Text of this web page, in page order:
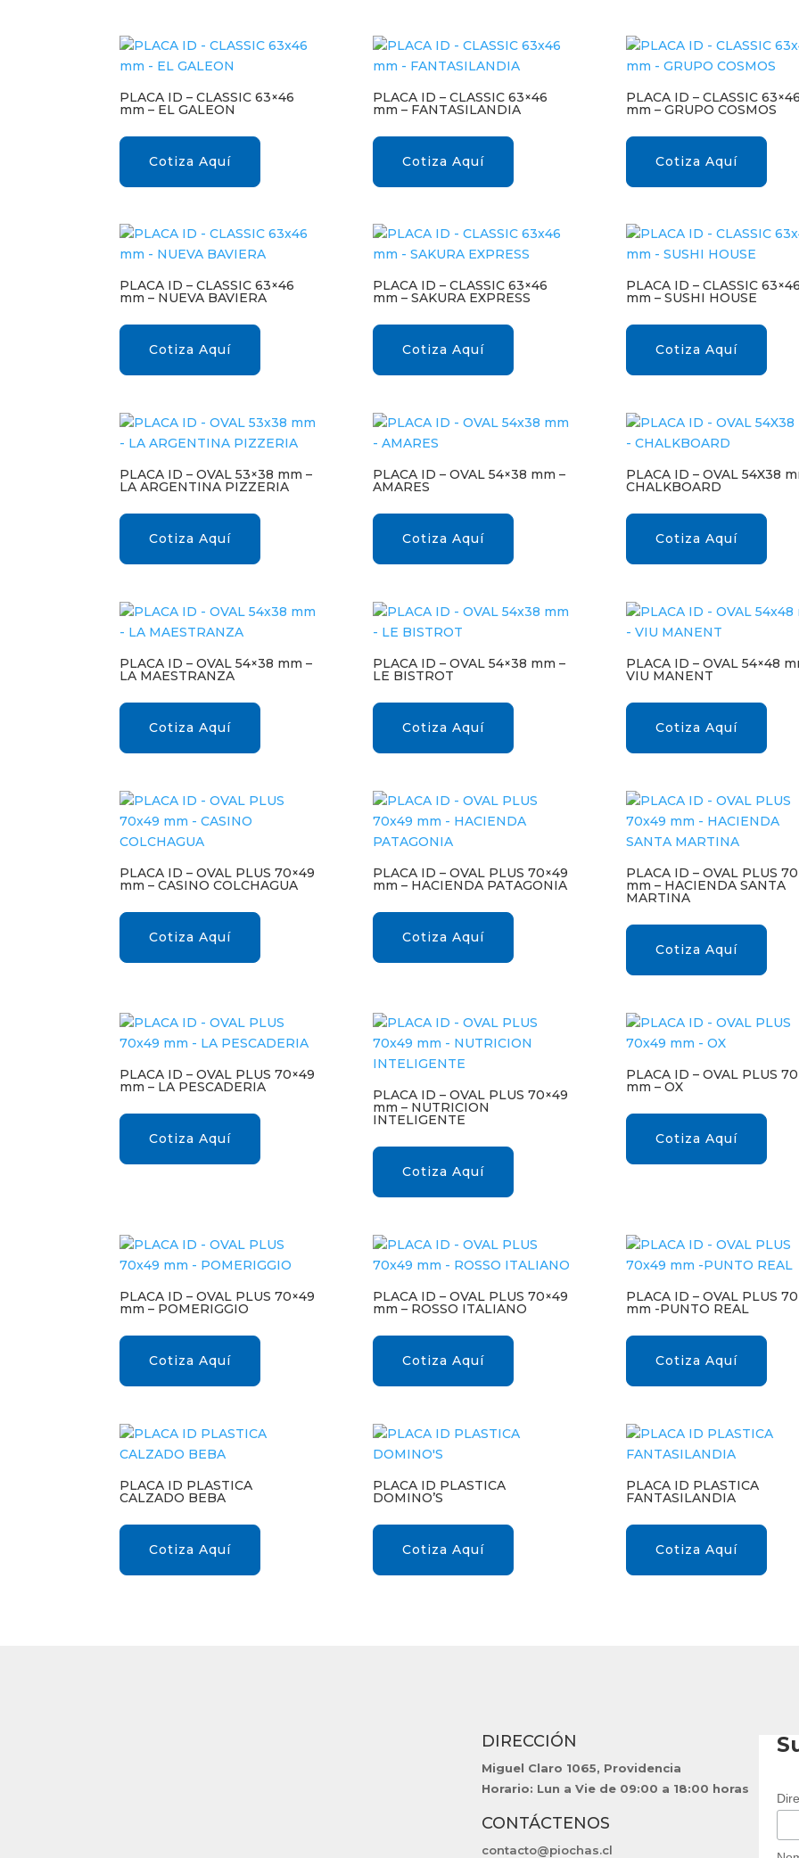
PLACA ID – CLASSIC 63×46
mm – EL GALEON
Cotiza Aquí
PLACA ID – CLASSIC 63×46
mm – FANTASILANDIA
Cotiza Aquí
PLACA ID – CLASSIC
mm – GRUPO COSMOS
Cotiza Aquí
PLACA ID – CLASSIC 63×46
mm – NUEVA BAVIERA
Cotiza Aquí
PLACA ID – CLASSIC 63×46
mm – SAKURA EXPRESS
Cotiza Aquí
PLACA ID – CLASSIC
mm – SUSHI HOUSE
Cotiza Aquí
PLACA ID – OVAL 53×38 mm –
LA ARGENTINA PIZZERIA
Cotiza Aquí
PLACA ID – OVAL 54×38 mm –
AMARES
Cotiza Aquí
PLACA ID – OVAL 54X38
CHALKBOARD
Cotiza Aquí
PLACA ID – OVAL 54×38 mm –
LA MAESTRANZA
Cotiza Aquí
PLACA ID – OVAL 54×38 mm –
LE BISTROT
Cotiza Aquí
PLACA ID – OVAL 54×48
VIU MANENT
Cotiza Aquí
PLACA ID – OVAL PLUS 70×49
mm – CASINO COLCHAGUA
Cotiza Aquí
PLACA ID – OVAL PLUS 70×49
mm – HACIENDA PATAGONIA
Cotiza Aquí
PLACA ID – OVAL PLUS
mm – HACIENDA SANTA
MARTINA
Cotiza Aquí
PLACA ID – OVAL PLUS 70×49
mm – LA PESCADERIA
Cotiza Aquí
PLACA ID – OVAL PLUS 70×49
mm – NUTRICION
INTELIGENTE
Cotiza Aquí
PLACA ID – OVAL PLUS
mm – OX
Cotiza Aquí
PLACA ID – OVAL PLUS 70×49
mm – POMERIGGIO
Cotiza Aquí
PLACA ID – OVAL PLUS 70×49
mm – ROSSO ITALIANO
Cotiza Aquí
PLACA ID – OVAL PLUS
mm -PUNTO REAL
Cotiza Aquí
PLACA ID PLASTICA
CALZADO BEBA
Cotiza Aquí
PLACA ID PLASTICA
DOMINO’S
Cotiza Aquí
PLACA ID PLASTICA
FANTASILANDIA
Cotiza Aquí
DIRECCIÓN
Miguel Claro 1065, Providencia
Horario: Lun a Vie de 09:00 a 18:00 horas
CONTÁCTENOS
contacto@piochas.cl